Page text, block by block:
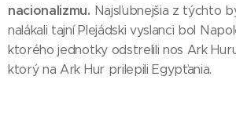
nacionalizmu. Najsľubnejšia z týchto
nalákali tajní Plejádski vyslanci bol
ktorého jednotky odstrelili nos Ark
ktorý na Ark Hur prilepili Egypťania.